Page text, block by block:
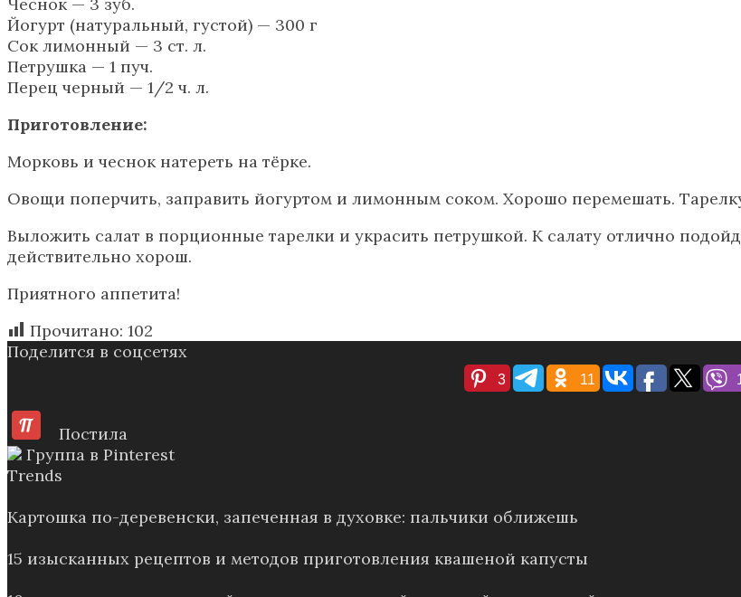
Йогурт (натуральный, густой) — 300 г
Сок лимонный — 3 ст. л.
Петрушка — 1 пуч.
Перец черный — 1/2 ч. л.
Приготовление:
Морковь и чеснок натереть на тёрке.
Овощи поперчить, заправить йогуртом и лимонным соком. Хорошо перемешать.
Выложить салат в порционные тарелки и украсить петрушкой. К салату отлично
действительно хорош.
Приятного аппетита!
Прочитано: 102
Поделится в соцсетях
3 11 1
Постила
Группа в Pinterest
Trends
Картошка по-деревенски, запеченная в духовке: пальчики оближешь
15 изысканных рецептов и методов приготовления квашеной капусты